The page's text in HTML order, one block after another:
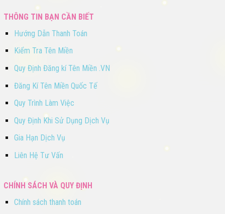
THÔNG TIN BẠN CẦN BIẾT
Hướng Dẫn Thanh Toán
Kiểm Tra Tên Miền
Quy Định Đăng kí Tên Miền .VN
Đăng Kí Tên Miền Quốc Tế
Quy Trình Làm Việc
Quy Định Khi Sử Dụng Dịch Vụ
Gia Hạn Dịch Vụ
Liên Hệ Tư Vấn
CHÍNH SÁCH VÀ QUY ĐỊNH
Chính sách thanh toán